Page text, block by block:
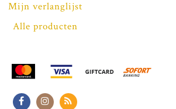
Mijn verlanglijst
Alle producten